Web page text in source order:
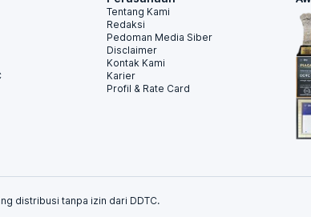
Tentang Kami
Redaksi
Pedoman Media Siber
Disclaimer
Kontak Kami
Karier
Profil & Rate Card
distribusi tanpa izin dari DDTC.